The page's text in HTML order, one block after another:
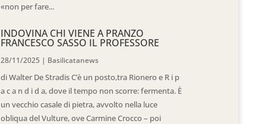
«non per fare...
INDOVINA CHI VIENE A PRANZO
FRANCESCO SASSO IL PROFESSORE
28/11/2025 | Basilicatanews
di Walter De Stradis C’è un posto,tra Rionero e R i p
a c a n d i d a, dove il tempo non scorre: fermenta. È
un vecchio casale di pietra, avvolto nella luce
obliqua del Vulture, ove Carmine Crocco – poi